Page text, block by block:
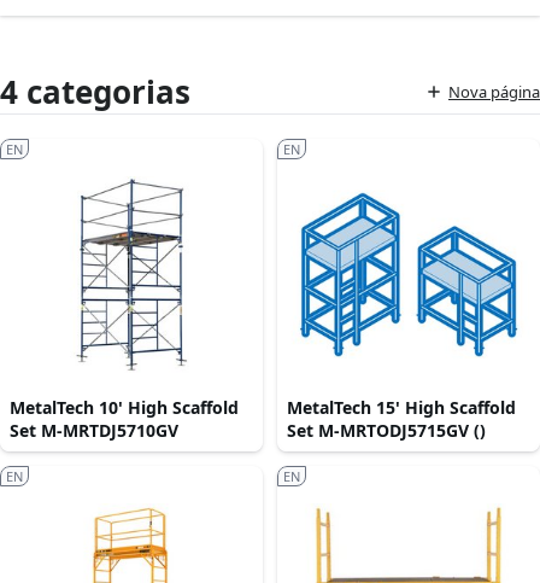
4 categorias Nova página
MetalTech 10' High Scaffold
Set M-MRTDJ5710GV
EN
MetalTech 15' High Scaffold
Set M-MRTODJ5715GV ()
EN
EN EN